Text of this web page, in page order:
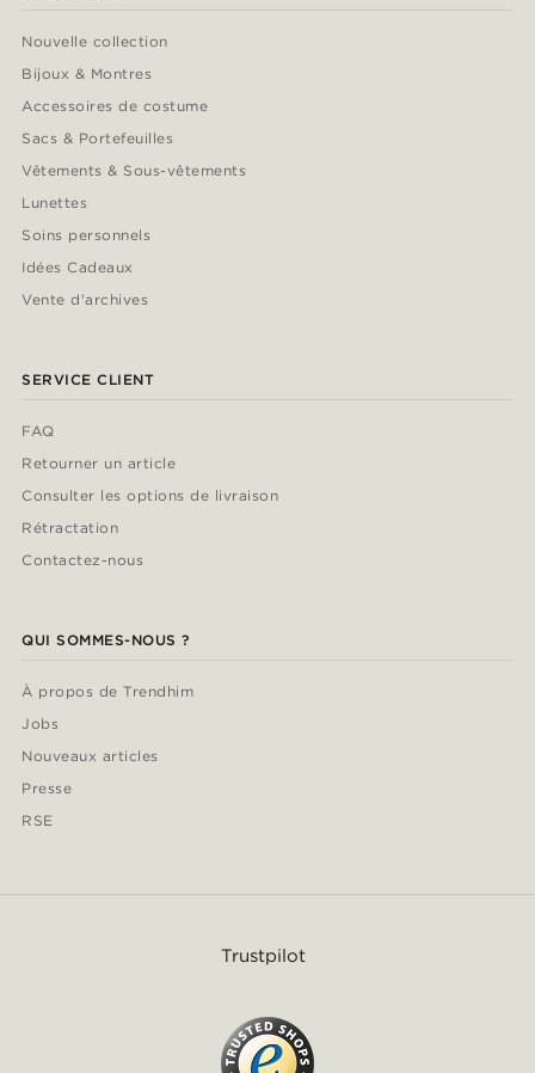
Nouvelle collection
Bijoux & Montres
Accessoires de costume
Sacs & Portefeuilles
Vêtements & Sous-vêtements
Lunettes
Soins personnels
Idées Cadeaux
Vente d'archives
SERVICE CLIENT
FAQ
Retourner un article
Consulter les options de livraison
Rétractation
Contactez-nous
QUI SOMMES-NOUS ?
À propos de Trendhim
Jobs
Nouveaux articles
Presse
RSE
Trustpilot